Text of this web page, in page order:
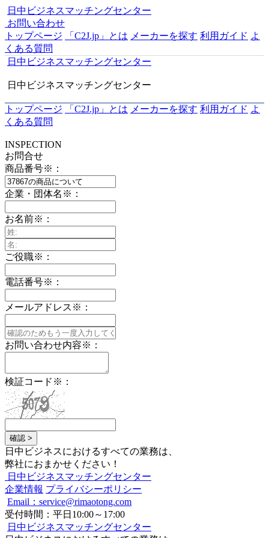
日中ビジネスマッチングセンター
お問い合わせ
トップページ
「C2J.jp」とは メーカーを探す 利用ガイド よ
くある質問
日中ビジネスマッチングセンター
日中ビジネスマッチングセンター
トップページ 「C2J.jp」とは メーカーを探す 利用ガイド よ
くある質問
INSPECTION
お問合せ
商品番号※ ：
企業・団体名 ※ ：
お名前※ ：
ご役職※ ：
電話番号※ ：
メールアドレス ※ ：
お問い合わせ内容※ ：
検証コード ※ ：
確認 >
日中ビジネスにおけるすべての業務は、
弊社におまかせください！
日中ビジネスマッチングセンター
企業情報 プライバシーポリシー
Email：service@rimaotong.com
受付時間：平日10:00～17:00
日中ビジネスマッチングセンター